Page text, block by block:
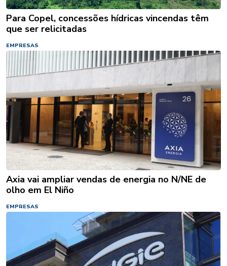
Para Copel, concessões hídricas vincendas têm
que ser relicitadas
EMPRESAS
Axia vai ampliar vendas de energia no N/NE de
olho em El Niño
EMPRESAS